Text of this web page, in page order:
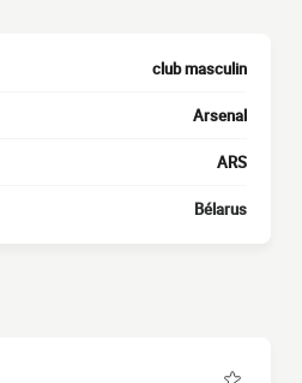
club masculin
Arsenal
ARS
Bélarus